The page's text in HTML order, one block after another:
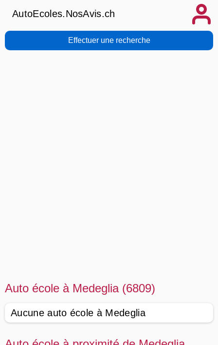
AutoEcoles.NosAvis.ch
Effectuer une recherche
Auto école à Medeglia (6809)
Aucune auto école à Medeglia